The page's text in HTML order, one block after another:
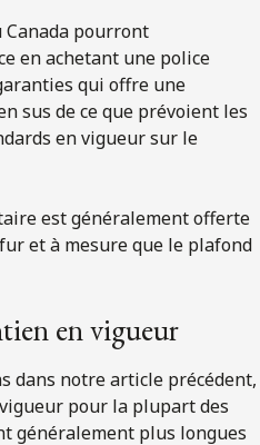
Canada pourront
en achetant une police
qui offre une
sus de ce que prévoient les
en vigueur sur le
est généralement offerte
et à mesure que le plafond
en vigueur
dans notre article précédent,
pour la plupart des
généralement plus longues